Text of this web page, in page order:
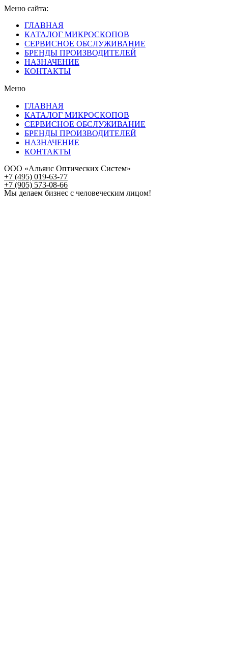
Меню сайта:
ГЛАВНАЯ
КАТАЛОГ МИКРОСКОПОВ
СЕРВИСНОЕ ОБСЛУЖИВАНИЕ
БРЕНДЫ ПРОИЗВОДИТЕЛЕЙ
НАЗНАЧЕНИЕ
КОНТАКТЫ
Меню
ГЛАВНАЯ
КАТАЛОГ МИКРОСКОПОВ
СЕРВИСНОЕ ОБСЛУЖИВАНИЕ
БРЕНДЫ ПРОИЗВОДИТЕЛЕЙ
НАЗНАЧЕНИЕ
КОНТАКТЫ
ООО «Альянс Оптических Систем»
+7 (495) 019-63-77
+7 (905) 573-08-66
Мы делаем бизнес с человеческим лицом!